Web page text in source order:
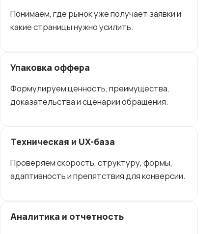
Понимаем, где рынок уже получает заявки и
какие страницы нужно усилить.
Упаковка оффера
Формулируем ценность, преимущества,
доказательства и сценарии обращения.
Техническая и UX-база
Проверяем скорость, структуру, формы,
адаптивность и препятствия для конверсии.
Аналитика и отчетность